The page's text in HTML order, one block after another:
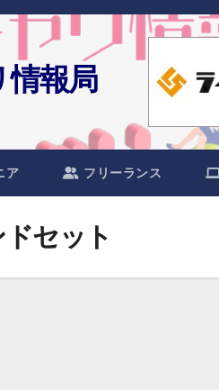
情報局
ア フリーランス
セット